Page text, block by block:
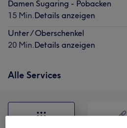
Damen Sugaring - Pobacken
15 Min.Details anzeigen
Unter / Oberschenkel
20 Min.Details anzeigen
Alle Services